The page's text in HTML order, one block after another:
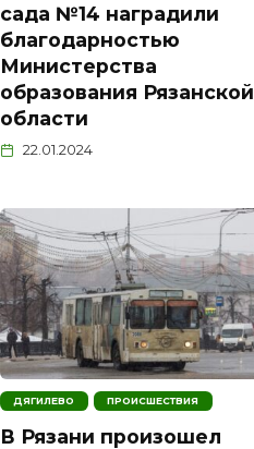
сада №14 наградили
благодарностью
Министерства
образования Рязанской
области
22.01.2024
ДЯГИЛЕВО ПРОИСШЕСТВИЯ
В Рязани произошел